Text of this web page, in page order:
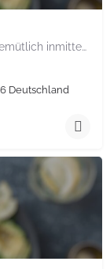
ein Dorftreff mit Gastraum und BiergartenGemütlich inmitten unserem idyllischen Trais Münzenberg, entlang…
Deutschland